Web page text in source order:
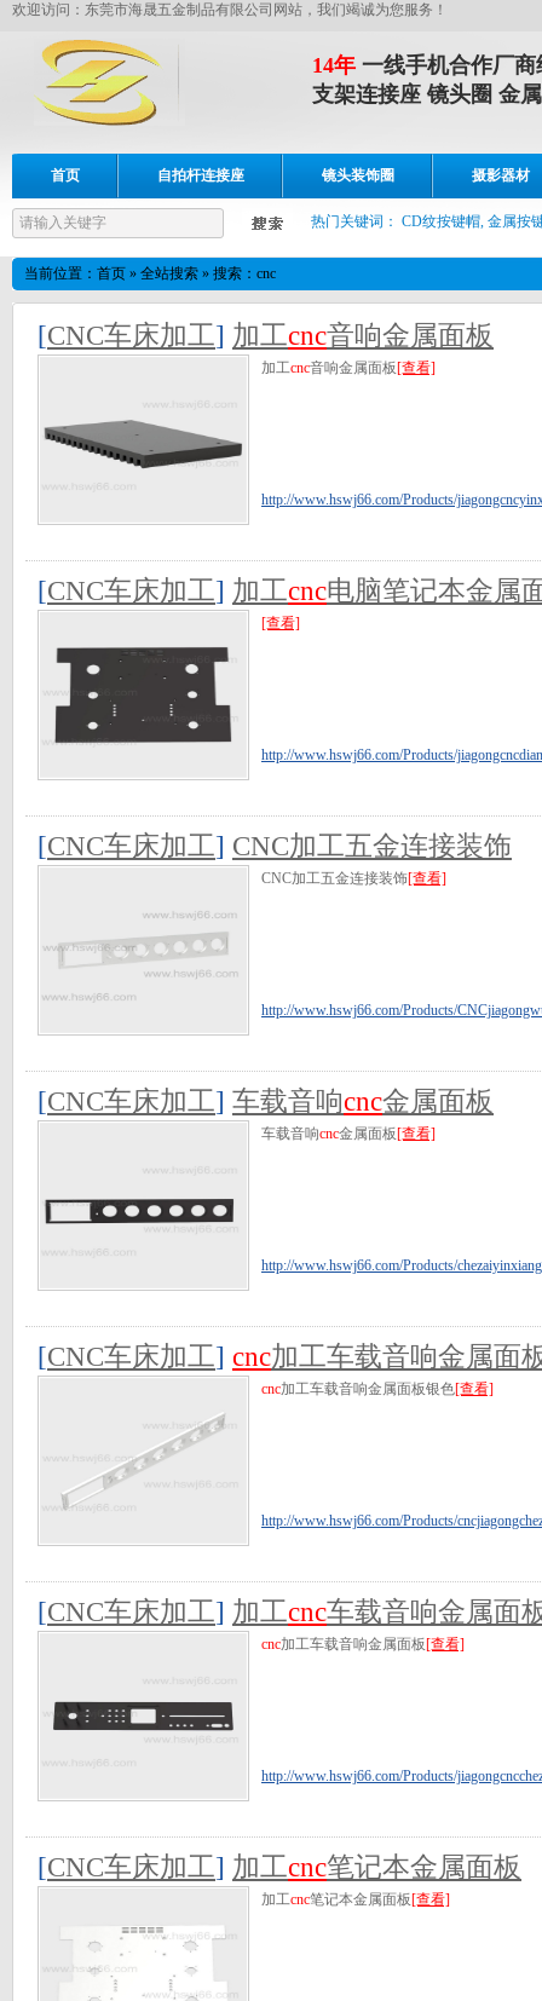
欢迎访问：东莞市海晟五金制品有限公司网站，我们竭诚为您服务！
14年 一线手机合作厂商
支架连接座 镜头圈 金
首页 自拍杆连接座 镜头装饰圈 摄影器材
设备展示 热门关键词： CD纹按键帽, 金属按
当前位置： 首页 » 全站搜索 » 搜索：cnc
[CNC车床加工] 加工cnc音响金属面板
加工cnc音响金属面板[查看]
http://www.hswj66.com/Products/
[CNC车床加工] 加工cnc电脑笔记本金属
[查看]
http://www.hswj66.com/Products/
[CNC车床加工] CNC加工五金连接装饰
CNC加工五金连接装饰[查看]
http://www.hswj66.com/Products/
[CNC车床加工] 车载音响cnc金属面板
车载音响cnc金属面板[查看]
http://www.hswj66.com/Products/
[CNC车床加工] cnc加工车载音响金属面
cnc加工车载音响金属面板银色[查看]
http://www.hswj66.com/Products/
[CNC车床加工] 加工cnc车载音响金属面
cnc加工车载音响金属面板[查看]
http://www.hswj66.com/Products/
[CNC车床加工] 加工cnc笔记本金属面板
加工cnc笔记本金属面板[查看]